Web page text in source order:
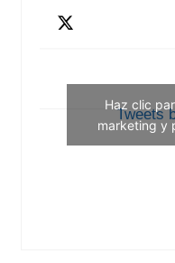
Tweets
Haz clic
marketing y